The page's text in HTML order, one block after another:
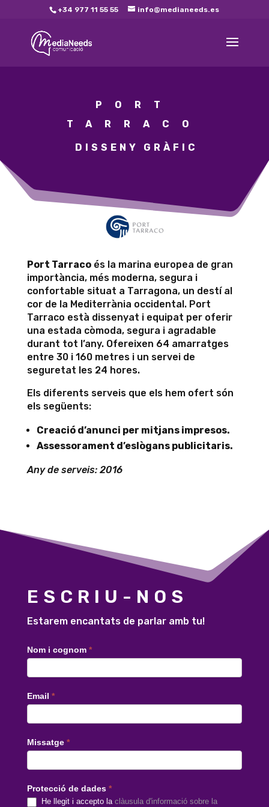
+34 977 11 55 55 info@medianeeds.es
PORT
TARRACO
DISSENY GRÀFIC
Port Tarracoés la marina europea de gran
importància, més moderna, segura i
confortable situat a Tarragona, un destí al
cor de la Mediterrània occidental. Port
Tarraco està dissenyat i equipat per oferir
una estada còmoda, segura i agradable
durant tot l’any. Ofereixen 64 amarratges
entre 30 i 160 metres i un servei de
seguretat les 24 hores.
Els diferents serveis que els hem ofert són
els següents:
Creació d’anunci per mitjans impresos.
Assessorament d’eslògans publicitaris.
Any de serveis: 2016
ESCRIU-NOS
Estarem encantats de parlar amb tu!
Contacte
català
Nom i cognom *
Email *
Missatge *
Protecció de dades *
He llegit i accepto la clàusula d'informació sobre la